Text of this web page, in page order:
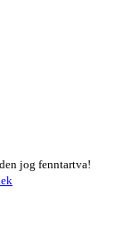
jog fenntartva!